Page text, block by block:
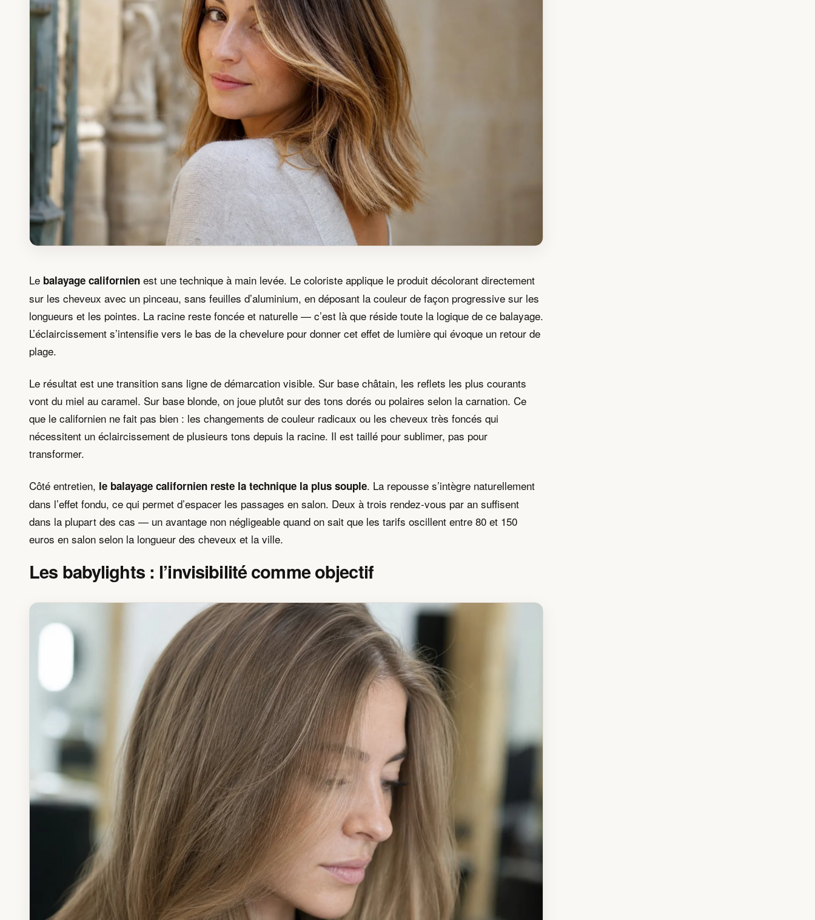
Le balayage californien est une technique à main levée. Le coloriste applique le produit décolorant directement
sur les cheveux avec un pinceau, sans feuilles d’aluminium, en déposant la couleur de façon progressive sur les
longueurs et les pointes. La racine reste foncée et naturelle — c’est là que réside toute la logique de ce balayage.
L’éclaircissement s’intensifie vers le bas de la chevelure pour donner cet effet de lumière qui évoque un retour de
plage.
Le résultat est une transition sans ligne de démarcation visible. Sur base châtain, les reflets les plus courants
vont du miel au caramel. Sur base blonde, on joue plutôt sur des tons dorés ou polaires selon la carnation. Ce
que le californien ne fait pas bien : les changements de couleur radicaux ou les cheveux très foncés qui
nécessitent un éclaircissement de plusieurs tons depuis la racine. Il est taillé pour sublimer, pas pour
transformer.
Côté entretien, le balayage californien reste la technique la plus souple. La repousse s’intègre naturellement
dans l’effet fondu, ce qui permet d’espacer les passages en salon. Deux à trois rendez-vous par an suffisent
dans la plupart des cas — un avantage non négligeable quand on sait que les tarifs oscillent entre 80 et 150
euros en salon selon la longueur des cheveux et la ville.
Les babylights : l’invisibilité comme objectif